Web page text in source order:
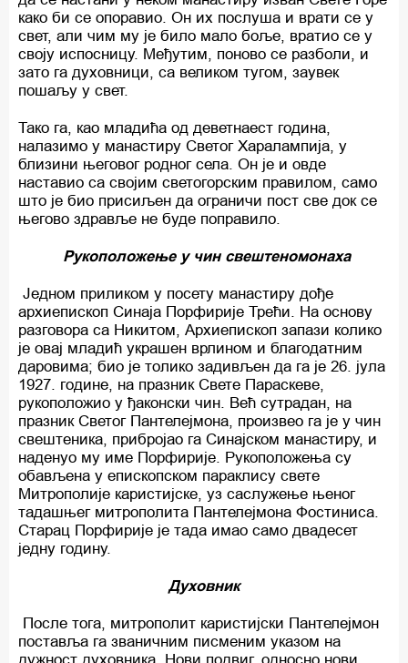
како би се опоравио. Он их послуша и врати се у
свет, али чим му је било мало боље, вратио се у
своју испосницу. Међутим, поново се разболи, и
зато га духовници, са великом тугом, заувек
пошаљу у свет.
Тако га, као младића од деветнаест година,
налазимо у манастиру Светог Харалампија, у
близини његовог родног села. Он је и овде
наставио са својим светогорским правилом, само
што је био присиљен да ограничи пост све док се
његово здравље не буде поправило.
Рукоположење у чин свештеномонаха
Једном приликом у посету манастиру дође
архиепископ Синаја Порфирије Трећи. На основу
разговора са Никитом, Архиепископ запази колико
је овај младић украшен врлином и благодатним
даровима; био је толико задивљен да га је 26. јула
1927. године, на празник Свете Параскеве,
рукоположио у ђаконски чин. Већ сутрадан, на
празник Светог Пантелејмона, произвео га је у чин
свештеника, прибројао га Синајском манастиру, и
наденуо му име Порфирије. Рукоположења су
обављена у епископском параклису свете
Митрополије каристијске, уз саслужење њеног
тадашњег митрополита Пантелејмона Фостиниса.
Старац Порфирије је тада имао само двадесет
једну годину.
Духовник
После тога, митрополит каристијски Пантелејмон
поставља га званичним писменим указом на